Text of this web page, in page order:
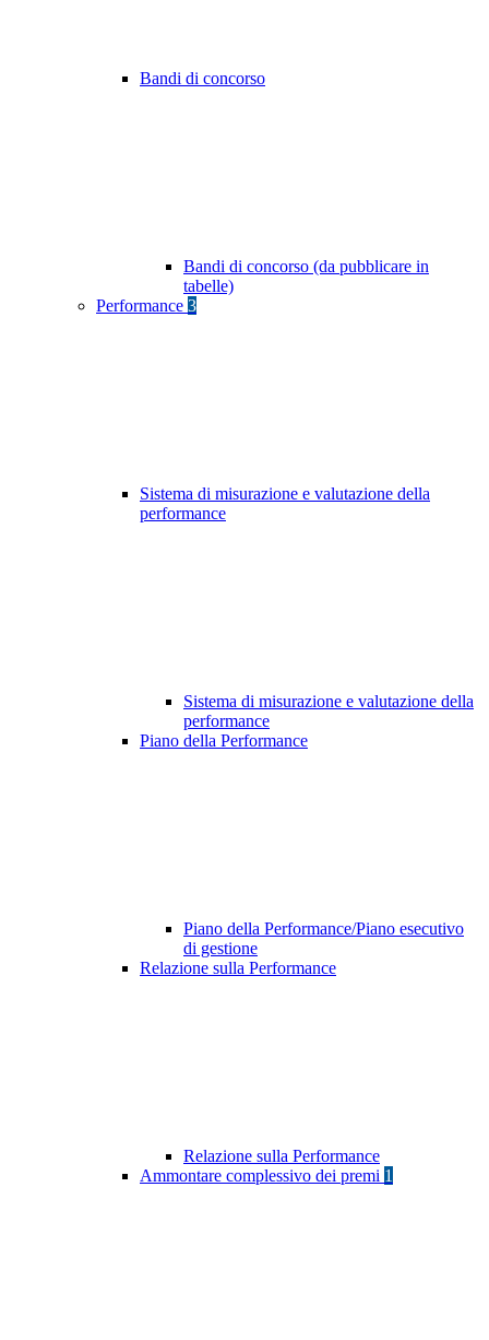
Bandi di concorso
Bandi di concorso (da pubblicare in
tabelle)
Performance 3
Sistema di misurazione e valutazione della
performance
Sistema di misurazione e valutazione della
performance
Piano della Performance
Piano della Performance/Piano esecutivo
di gestione
Relazione sulla Performance
Relazione sulla Performance
Ammontare complessivo dei premi 1